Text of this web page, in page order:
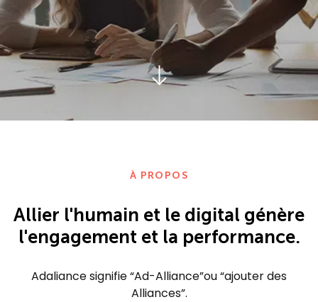
À PROPOS
Allier l'humain et le digital génère
l'engagement et la performance.
Adaliance signifie “Ad-Alliance”ou “ajouter des
Alliances”.